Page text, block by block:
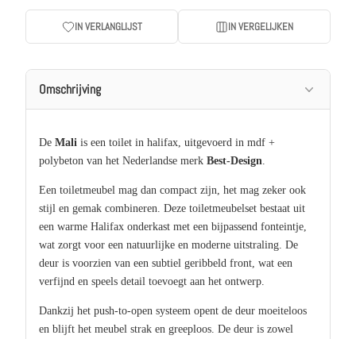
IN VERLANGLIJST IN VERGELIJKEN
Omschrijving
De Mali is een toilet in halifax, uitgevoerd in mdf +
polybeton van het Nederlandse merk Best-Design.
Een toiletmeubel mag dan compact zijn, het mag zeker ook
stijl en gemak combineren. Deze toiletmeubelset bestaat uit
een warme Halifax onderkast met een bijpassend fonteintje,
wat zorgt voor een natuurlijke en moderne uitstraling. De
deur is voorzien van een subtiel geribbeld front, wat een
verfijnd en speels detail toevoegt aan het ontwerp.
Dankzij het push-to-open systeem opent de deur moeiteloos
en blijft het meubel strak en greeploos. De deur is zowel